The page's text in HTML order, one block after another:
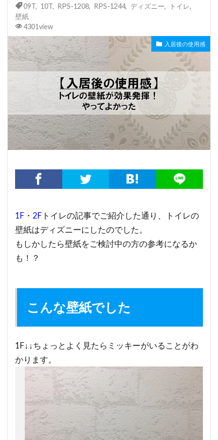
09T, 10T, RPS-1208, RPS-1244, ディズニー トイレ
壁紙
4301view
入居後の使用感
1F ・ 2F トイレの記事でご紹介した通り、トイレの
壁紙はディズニーにしたのでした。
もしかしたら壁紙をご検討中の方の参考になるか
も！？
こんな壁紙でした
1F↓↓ちょっとよく見たらミッキーがいることがわ
かります。